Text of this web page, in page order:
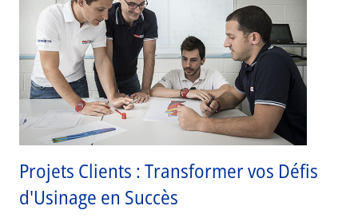
Projets Clients : Transformer vos Défis
d'Usinage en Succès